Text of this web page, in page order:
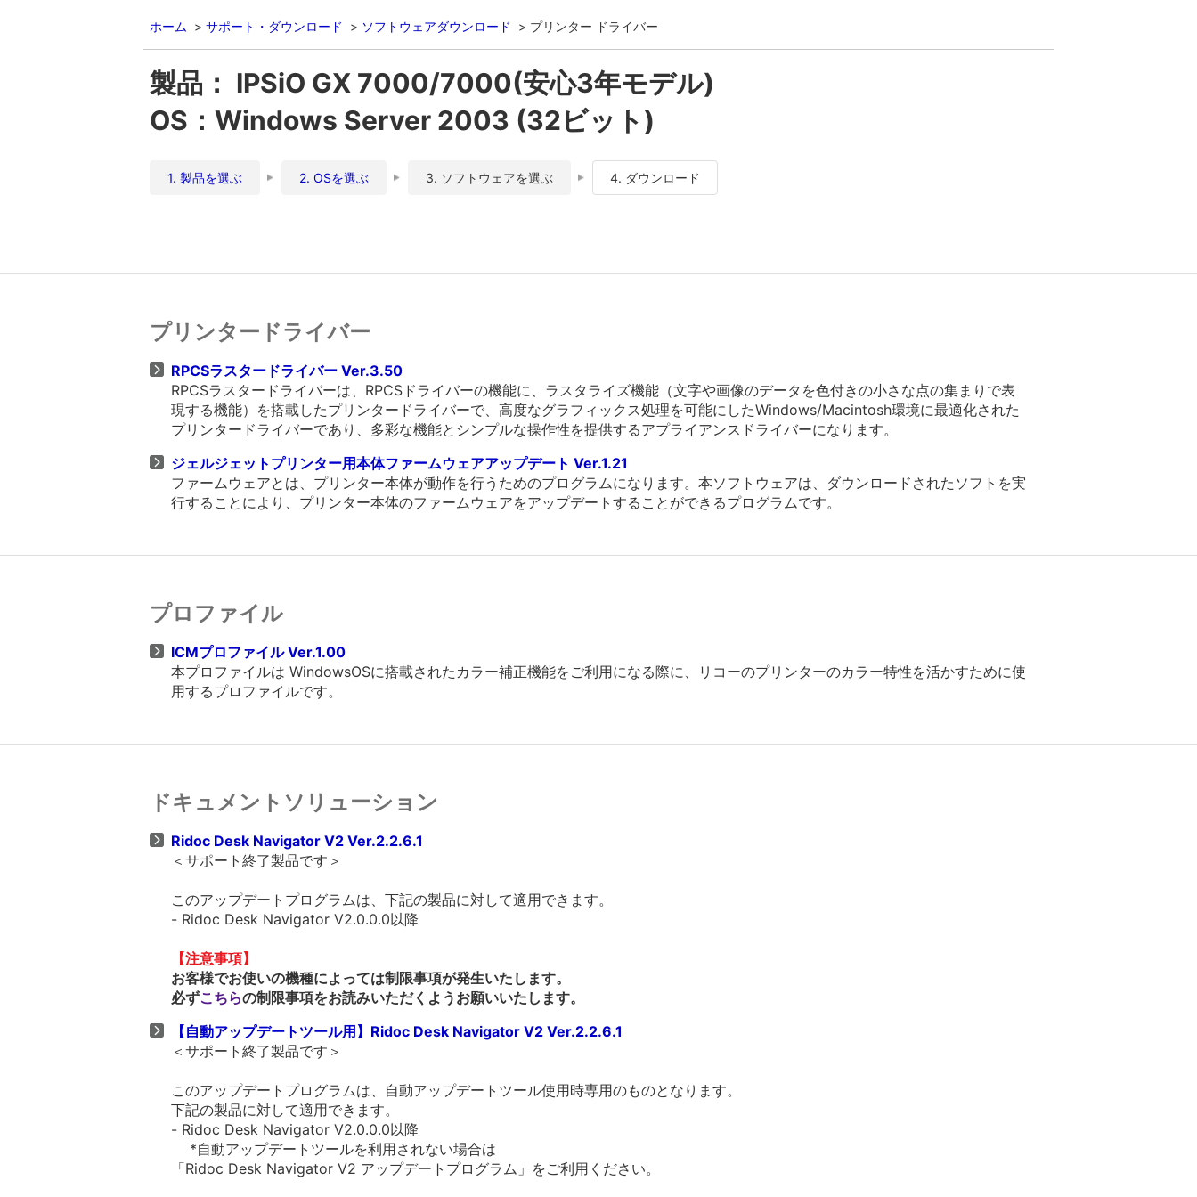
ホーム サポート・ダウンロード ソフトウェアダウンロード プリンター ドライバー
製品： IPSiO GX 7000/7000(安心3年モデル)
OS：Windows Server 2003 (32ビット)
1. 製品を選ぶ 2. OSを選ぶ 3. ソフトウェアを選ぶ 4. ダウンロード
プリンタードライバー
RPCSラスタードライバー Ver.3.50
RPCSラスタードライバーは、RPCSドライバーの機能に、ラスタライズ機能（文字や画像のデータを色付きの小さな点の集まりで表
現する機能）を搭載したプリンタードライバーで、高度なグラフィックス処理を可能にしたWindows/Macintosh環境に最適化された
プリンタードライバーであり、多彩な機能とシンプルな操作性を提供するアプライアンスドライバーになります。
ジェルジェットプリンター用本体ファームウェアアップデート Ver.1.21
ファームウェアとは、プリンター本体が動作を行うためのプログラムになります。本ソフトウェアは、ダウンロードされたソフトを実
行することにより、プリンター本体のファームウェアをアップデートすることができるプログラムです。
プロファイル
ICMプロファイル Ver.1.00
本プロファイルは WindowsOSに搭載されたカラー補正機能をご利用になる際に、リコーのプリンターのカラー特性を活かすために使
用するプロファイルです。
ドキュメントソリューション
Ridoc Desk Navigator V2 Ver.2.2.6.1
＜サポート終了製品です＞
このアップデートプログラムは、下記の製品に対して適用できます。
- Ridoc Desk Navigator V2.0.0.0以降
【注意事項】
お客様でお使いの機種によっては制限事項が発生いたします。
必ずこちらの制限事項をお読みいただくようお願いいたします。
【自動アップデートツール用】Ridoc Desk Navigator V2 Ver.2.2.6.1
＜サポート終了製品です＞
このアップデートプログラムは、自動アップデートツール使用時専用のものとなります。
下記の製品に対して適用できます。
- Ridoc Desk Navigator V2.0.0.0以降
*自動アップデートツールを利用されない場合は
「Ridoc Desk Navigator V2 アップデートプログラム」をご利用ください。